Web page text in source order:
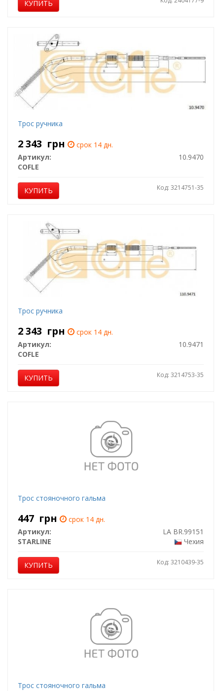
КУПИТЬ
Трос ручника
2 343 грн
срок 14 дн.
Артикул:
10.9470
COFLE
КУПИТЬ Код: 3214751-35
Трос ручника
2 343 грн
срок 14 дн.
Артикул:
10.9471
COFLE
КУПИТЬ Код: 3214753-35
Трос стояночного гальма
447 грн
срок 14 дн.
Артикул:
LA BR.99151
STARLINE
Чехия
КУПИТЬ Код: 3210439-35
Трос стояночного гальма